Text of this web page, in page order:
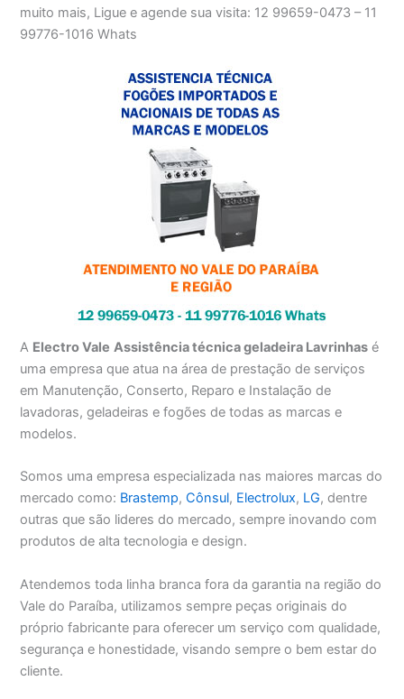
muito mais, Ligue e agende sua visita: 12 99659-0473 – 11
99776-1016 Whats
A Electro Vale Assistência técnica geladeira Lavrinhas é
uma empresa que atua na área de prestação de serviços
em Manutenção, Conserto, Reparo e Instalação de
lavadoras, geladeiras e fogões de todas as marcas e
modelos.
Somos uma empresa especializada nas maiores marcas do
mercado como: Brastemp,Cônsul, Electrolux, LG, dentre
outras que são lideres do mercado, sempre inovando com
produtos de alta tecnologia e design.
Atendemos toda linha branca fora da garantia na região do
Vale do Paraíba, utilizamos sempre peças originais do
próprio fabricante para oferecer um serviço com qualidade,
segurança e honestidade, visando sempre o bem estar do
cliente.